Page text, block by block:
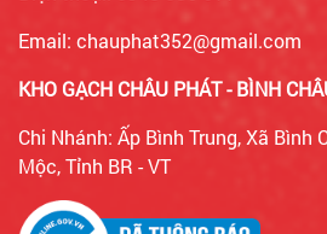
Email: chauphat352@gmail.com
KHO GẠCH CHÂU PHÁT - BÌNH
Chi Nhánh: Ấp Bình Trung, Xã Bình
Mộc, Tỉnh BR - VT